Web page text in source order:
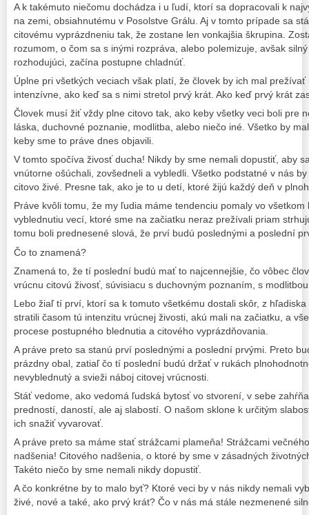
A k takémuto niečomu dochádza i u ľudí, ktorí sa dopracovali k
na zemi, obsiahnutému v Posolstve Grálu. Aj v tomto prípade sa
citovému vyprázdneniu tak, že zostane len vonkajšia škrupina.
rozumom, o čom sa s inými rozpráva, alebo polemizuje, avšak
rozhodujúci, začína postupne chladnúť.
Úplne pri všetkých veciach však platí, že človek by ich mal
intenzívne, ako keď sa s nimi stretol prvý krát. Ako keď prvý krát
Človek musí žiť vždy plne citovo tak, ako keby všetky veci boli pre
láska, duchovné poznanie, modlitba, alebo niečo iné. Všetko by
keby sme to práve dnes objavili.
V tomto spočíva živosť ducha! Nikdy by sme nemali dopustiť, aby
vnútorne ošúchali, zovšedneli a vybledli. Všetko podstatné v nás
citovo živé. Presne tak, ako je to u detí, ktoré žijú každý deň v
Práve kvôli tomu, že my ľudia máme tendenciu pomaly vo
vyblednutiu vecí, ktoré sme na začiatku neraz prežívali priam
tomu boli prednesené slová, že prví budú poslednými a poslední
Čo to znamená?
Znamená to, že tí poslední budú mať to najcennejšie, čo vôbec
vrúcnu citovú živosť, súvisiacu s duchovným poznaním, s
Lebo žiaľ tí prví, ktorí sa k tomuto všetkému dostali skôr, z
stratili časom tú intenzitu vrúcnej živosti, akú mali na začiatku, a
procese postupného blednutia a citového vyprázdňovania.
A práve preto sa stanú prví poslednými a poslední prvými. Preto
prázdny obal, zatiaľ čo tí poslední budú držať v rukách
nevyblednutý a svieži náboj citovej vrúcnosti.
Stáť vedome, ako vedomá ľudská bytosť vo stvorení, v sebe
predností, daností, ale aj slabostí. O našom sklone k určitým
ich snažiť vyvarovať.
A práve preto sa máme stať strážcami plameňa! Strážcami
nadšenia! Citového nadšenia, o ktoré by sme v zásadných
Takéto niečo by sme nemali nikdy dopustiť.
A čo konkrétne by to malo byť? Ktoré veci by v nás nikdy nemali
živé, nové a také, ako prvý krát? Čo v nás má stále nezmenené